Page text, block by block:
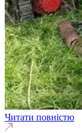
Читати повністю